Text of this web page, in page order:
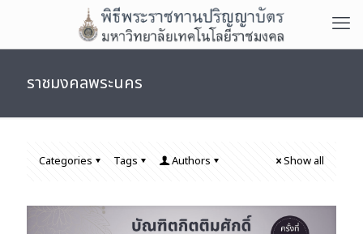
ราชมงคลพระนคร
Categories Tags Authors Show all